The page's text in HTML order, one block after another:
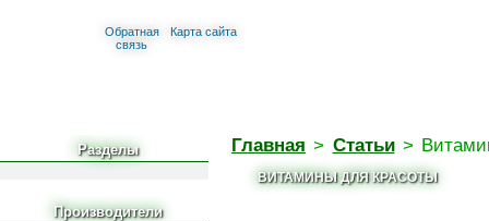
Обратная
связь
Карта сайта
Разделы
Производители
Главная > Статьи >
ВИТАМИНЫ ДЛЯ КРАСОТЫ